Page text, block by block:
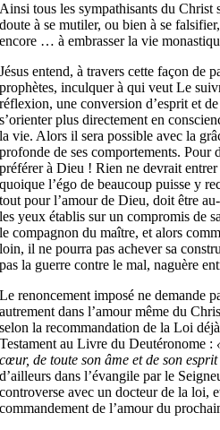
Ainsi tous les sympathisants du Christ
doute à se mutiler, ou bien à se
encore … à embrasser la vie
Jésus entend, à travers cette façon de
prophètes, inculquer à qui veut Le
réflexion, une conversion d’esprit et
s’orienter plus directement en
la vie. Alors il sera possible avec la
profonde de ses comportements. Pour
préférer à Dieu ! Rien ne devrait
quoique l’égo de beaucoup puisse y
tout pour l’amour de Dieu, doit être
les yeux établis sur un compromis de
le compagnon du maître, et alors
loin, il ne pourra pas achever sa
pas la guerre contre le mal, naguère
Le renoncement imposé ne demande
autrement dans l’amour même du
selon la recommandation de la Loi
Testament au Livre du Deutéronome :
cœur, de toute son âme et de son esprit
d’ailleurs dans l’évangile par le
controverse avec un docteur de la loi,
commandement de l’amour du